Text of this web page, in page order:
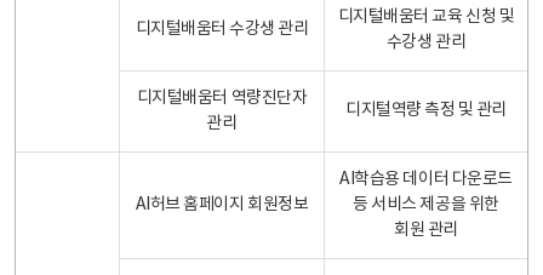
디지털배움터 수강생 관리
디지털배움터 교육 신청 및
수강생 관리
디지털배움터 역량진단자
관리
디지털역량 측정 및 관리
AI허브 홈페이지 회원정보
AI학습용 데이터 다운로드
등 서비스 제공을 위한
회원 관리